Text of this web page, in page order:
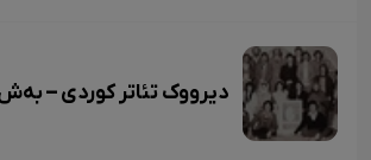
دیرووک تئاتر کوردی –